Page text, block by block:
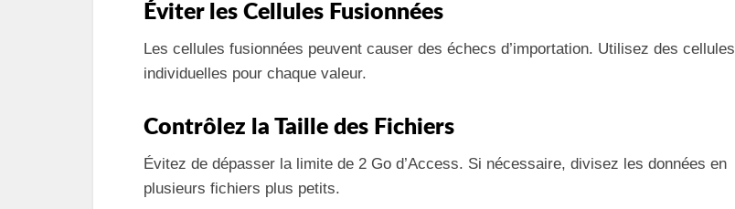
Éviter les Cellules Fusionnées
Les cellules fusionnées peuvent causer des échecs d’importation. Utilisez des cellules
individuelles pour chaque valeur.
Contrôlez la Taille des Fichiers
Évitez de dépasser la limite de 2 Go d’Access. Si nécessaire, divisez les données en
plusieurs fichiers plus petits.